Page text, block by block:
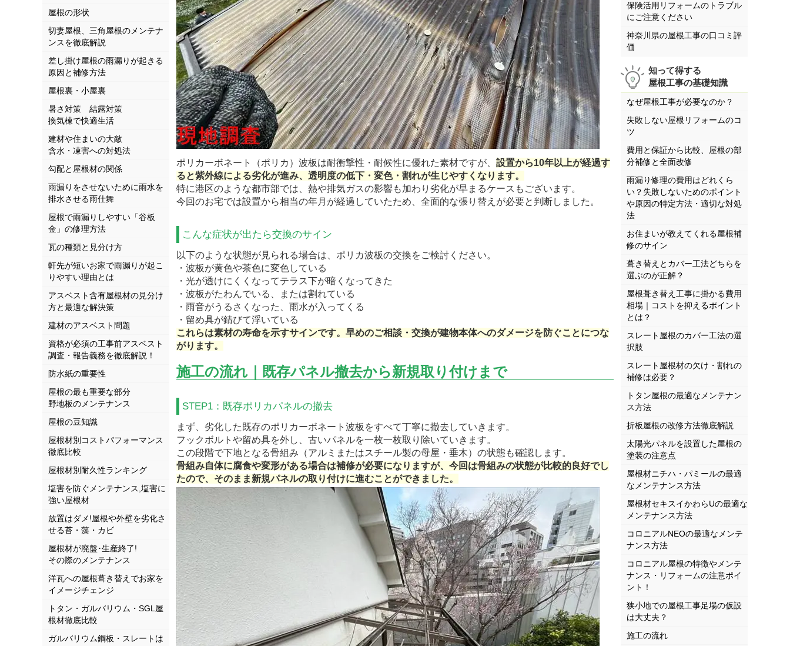
屋根の形状
切妻屋根、三角屋根のメンテナ
ンスを徹底解説
差し掛け屋根の雨漏りが起きる
原因と補修方法
屋根裏・小屋裏
暑さ対策 結露対策
換気棟で快適生活
建材や住まいの大敵
含水・凍害への対処法
勾配と屋根材の関係
雨漏りをさせないために雨水を
排水させる雨仕舞
屋根で雨漏りしやすい「谷板
金」の修理方法
瓦の種類と見分け方
軒先が短いお家で雨漏りが起こ
りやすい理由とは
アスベスト含有屋根材の見分け
方と最適な解決策
建材のアスベスト問題
資格が必須の工事前アスベスト
調査・報告義務を徹底解説！
防水紙の重要性
屋根の最も重要な部分
野地板のメンテナンス
屋根の豆知識
屋根材別コストパフォーマンス
徹底比較
屋根材別耐久性ランキング
塩害を防ぐメンテナンス,塩害に
強い屋根材
放置はダメ!屋根や外壁を劣化さ
せる苔・藻・カビ
屋根材が廃盤･生産終了!
その際のメンテナンス
洋瓦への屋根葺き替えでお家を
イメージチェンジ
トタン・ガルバリウム・SGL屋
根材徹底比較
ガルバリウム鋼板・スレートは
ポリカーボネート（ポリカ）波板は耐衝撃性・耐候性に優れた素材ですが、 設置から10年以上が経過す
ると紫外線による劣化が進み、透明度の低下・変色・割れが生じやすくなります。
特に港区のような都市部では、熱や排気ガスの影響も加わり劣化が早まるケースもございます。
今回のお宅では設置から相当の年月が経過していたため、全面的な張り替えが必要と判断しました。
こんな症状が出たら交換のサイン
以下のような状態が見られる場合は、ポリカ波板の交換をご検討ください。
・波板が黄色や茶色に変色している
・光が透けにくくなってテラス下が暗くなってきた
・波板がたわんでいる、または割れている
・雨音がうるさくなった、雨水が入ってくる
・留め具が錆びて浮いている
これらは素材の寿命を示すサインです。早めのご相談・交換が建物本体へのダメージを防ぐことにつな
がります。
施工の流れ｜既存パネル撤去から新規取り付けまで
STEP1：既存ポリカパネルの撤去
まず、劣化した既存のポリカーボネート波板をすべて丁寧に撤去していきます。
フックボルトや留め具を外し、古いパネルを一枚一枚取り除いていきます。
この段階で下地となる骨組み（アルミまたはスチール製の母屋・垂木）の状態も確認します。
骨組み自体に腐食や変形がある場合は補修が必要になりますが、今回は骨組みの状態が比較的良好でし
たので、そのまま新規パネルの取り付けに進むことができました。
保険活用リフォームのトラブル
にご注意ください
神奈川県の屋根工事の口コミ評
価
知って得する
屋根工事の基礎知識
なぜ屋根工事が必要なのか？
失敗しない屋根リフォームのコ
ツ
費用と保証から比較、屋根の部
分補修と全面改修
雨漏り修理の費用はどれくら
い？失敗しないためのポイント
や原因の特定方法・適切な対処
法
お住まいが教えてくれる屋根補
修のサイン
葺き替えとカバー工法どちらを
選ぶのが正解？
屋根葺き替え工事に掛かる費用
相場｜コストを抑えるポイント
とは？
スレート屋根のカバー工法の選
択肢
スレート屋根材の欠け・割れの
補修は必要？
トタン屋根の最適なメンテナン
ス方法
折板屋根の改修方法徹底解説
太陽光パネルを設置した屋根の
塗装の注意点
屋根材ニチハ・パミールの最適
なメンテナンス方法
屋根材セキスイかわらUの最適な
メンテナンス方法
コロニアルNEOの最適なメンテ
ナンス方法
コロニアル屋根の特徴やメンテ
ナンス・リフォームの注意ポイ
ント！
狭小地での屋根工事足場の仮設
は大丈夫？
施工の流れ